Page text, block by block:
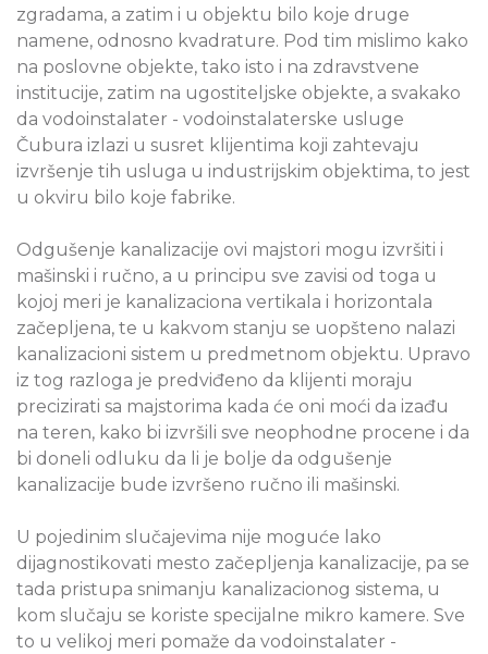
zgradama, a zatim i u objektu bilo koje druge
namene, odnosno kvadrature. Pod tim mislimo kako
na poslovne objekte, tako isto i na zdravstvene
institucije, zatim na ugostiteljske objekte, a svakako
da vodoinstalater - vodoinstalaterske usluge
Čubura izlazi u susret klijentima koji zahtevaju
izvršenje tih usluga u industrijskim objektima, to jest
u okviru bilo koje fabrike.
Odgušenje kanalizacije ovi majstori mogu izvršiti i
mašinski i ručno, a u principu sve zavisi od toga u
kojoj meri je kanalizaciona vertikala i horizontala
začepljena, te u kakvom stanju se uopšteno nalazi
kanalizacioni sistem u predmetnom objektu. Upravo
iz tog razloga je predviđeno da klijenti moraju
precizirati sa majstorima kada će oni moći da izađu
na teren, kako bi izvršili sve neophodne procene i da
bi doneli odluku da li je bolje da odgušenje
kanalizacije bude izvršeno ručno ili mašinski.
U pojedinim slučajevima nije moguće lako
dijagnostikovati mesto začepljenja kanalizacije, pa se
tada pristupa snimanju kanalizacionog sistema, u
kom slučaju se koriste specijalne mikro kamere. Sve
to u velikoj meri pomaže da vodoinstalater -